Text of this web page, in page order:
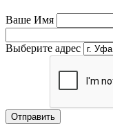
Ваше Имя
Выберите адрес
Отправить